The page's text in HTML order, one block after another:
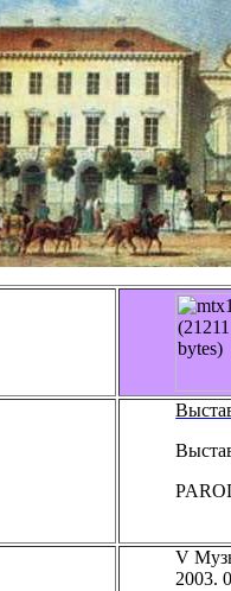
V
2003.